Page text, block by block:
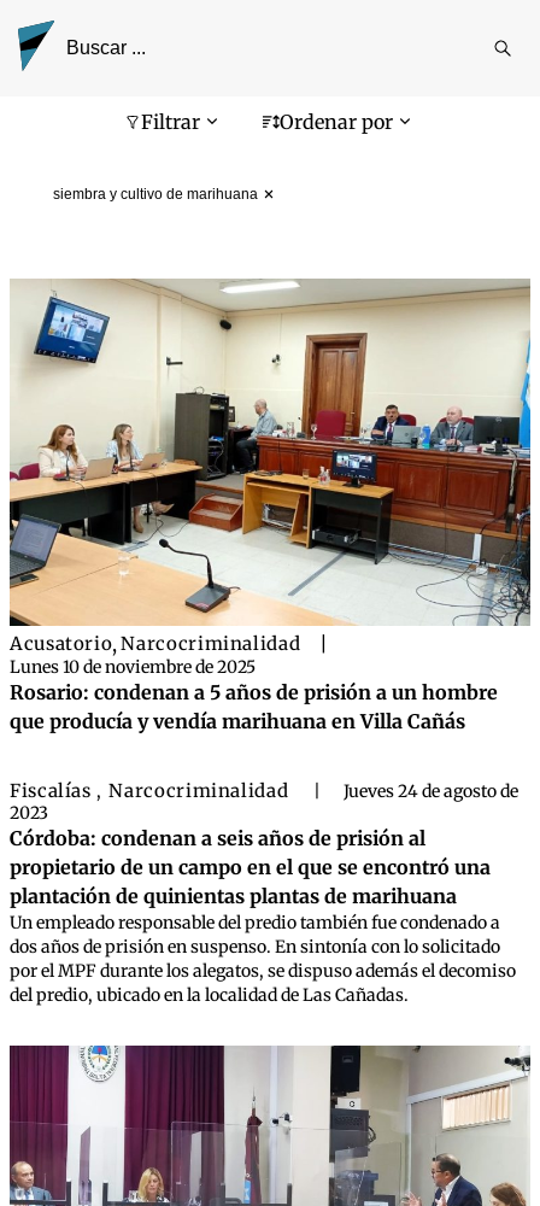
Filtrar Ordenar por
siembra y cultivo de marihuana
Pantalla de búsqueda
Acusatorio,Narcocriminalidad
Lunes 10 de noviembre de 2025
Rosario: condenan a 5 años de prisión a un hombre
que producía y vendía marihuana en Villa Cañás
Fiscalías , Narcocriminalidad
Jueves 24 de agosto de
2023
Córdoba: condenan a seis años de prisión al
propietario de un campo en el que se encontró una
plantación de quinientas plantas de marihuana
Un empleado responsable del predio también fue condenado a
dos años de prisión en suspenso. En sintonía con lo solicitado
por el MPF durante los alegatos, se dispuso además el decomiso
del predio, ubicado en la localidad de Las Cañadas.